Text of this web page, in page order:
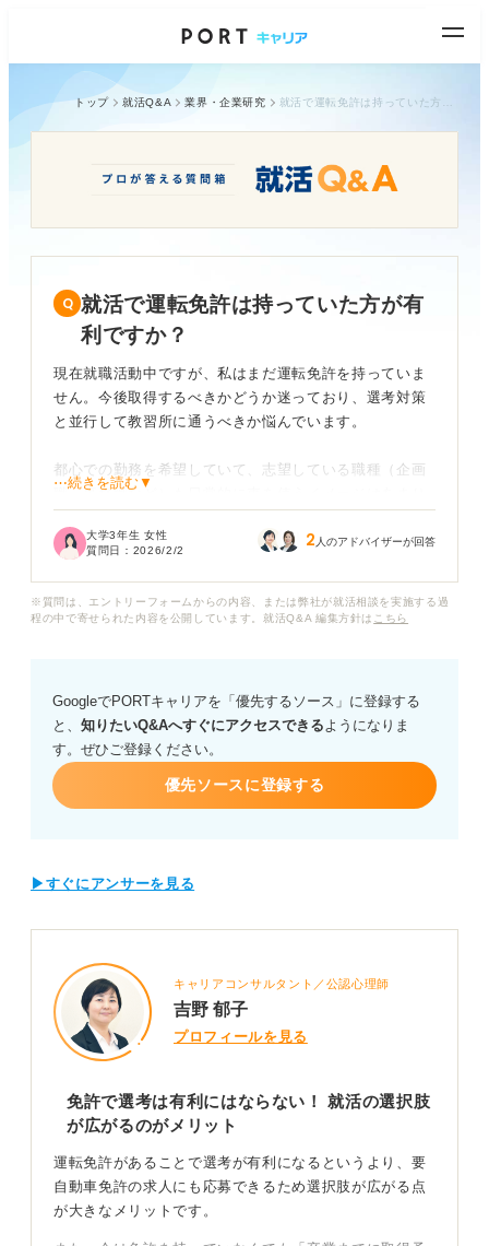
トップ 就活Q&A 業界・企業研究
就活で運転免許は持っていた方が有
利ですか？
現在就職活動中ですが、私はまだ運転免許を持っていま
せん。今後取得するべきかどうか迷っており、選考対策
と並行して教習所に通うべきか悩んでいます。
都心での勤務を希望していて、志望している職種（企画
職・事務職など）も日常的に車を使うイメージはあまり
が有利になる」ケースは多いのでしょうか？
取得しておいた方がいいのか気になっています。
許について聞かれた際の答え方などの具体的なアドバイ
スをいただければ幸いです。
⋯続きを読む▼
大学3年生 女性
質問日： 2026/2/2 2 人のアドバイザーが回答
※質問は、エントリーフォームからの内容、または弊社が就活相談を実施する過
程の中で寄せられた内容を公開しています。就活Q&A 編集方針は こちら
GoogleでPORTキャリアを「優先するソース」に登録する
と、 知りたいQ&Aへすぐにアクセスできるようになりま
す。ぜひご登録ください。
優先ソースに登録する
▶すぐにアンサーを見る
キャリアコンサルタント／公認心理師
吉野 郁子
プロフィールを見る
免許で選考は有利にはならない！ 就活の選択肢
が広がるのがメリット
運転免許があることで選考が有利になるというより、要
自動車免許の求人にも応募できるため選択肢が広がる点
が大きなメリットです。